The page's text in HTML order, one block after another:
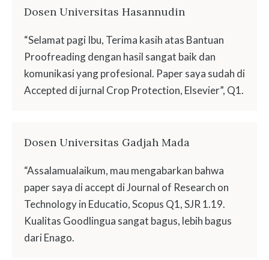
Dosen Universitas Hasannudin
“Selamat pagi Ibu, Terima kasih atas Bantuan
Proofreading dengan hasil sangat baik dan
komunikasi yang profesional. Paper saya sudah di
Accepted di jurnal Crop Protection, Elsevier”, Q1.
Dosen Universitas Gadjah Mada
“Assalamualaikum, mau mengabarkan bahwa
paper saya di accept di Journal of Research on
Technology in Educatio, Scopus Q1, SJR 1.19.
Kualitas Goodlingua sangat bagus, lebih bagus
dari Enago.